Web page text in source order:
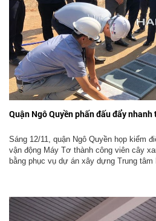
Quận Ngô Quyền phấn đấu đẩy nhanh
Sáng 12/11, quận Ngô Quyền họp kiểm
vận động Máy Tơ thành công viên cây
bằng phục vụ dự án xây dựng Trung tâm